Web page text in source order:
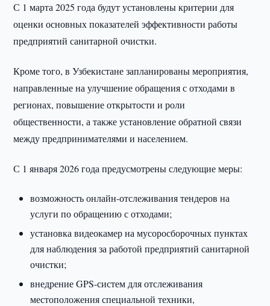
С 1 марта 2025 года будут установлены критерии для
оценки основных показателей эффективности работы
предприятий санитарной очистки.
Кроме того, в Узбекистане запланированы мероприятия,
направленные на улучшение обращения с отходами в
регионах, повышение открытости и роли
общественности, а также установление обратной связи
между предпринимателями и населением.
С 1 января 2026 года предусмотрены следующие меры:
возможность онлайн-отслеживания тендеров на
услуги по обращению с отходами;
установка видеокамер на мусоросборочных пунктах
для наблюдения за работой предприятий санитарной
очистки;
внедрение GPS-систем для отслеживания
местоположения специальной техники,